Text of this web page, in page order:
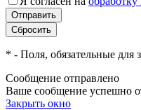
* - Поля, обязательные для
Сообщение отправлено
Ваше сообщение успешно
Закрыть окно